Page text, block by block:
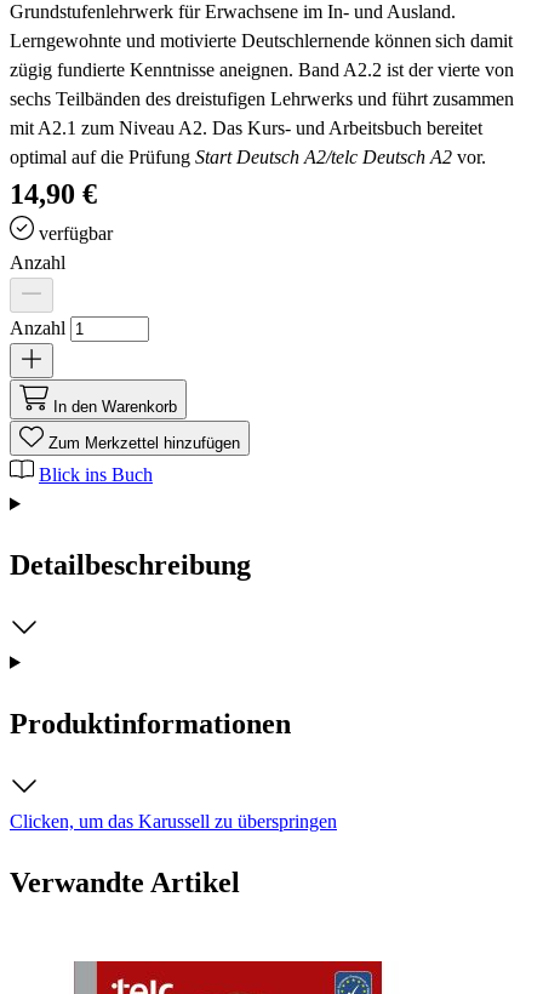
Grundstufenlehrwerk für Erwachsene im In- und Ausland.
Lerngewohnte und motivierte Deutschlernende können sich damit
zügig fundierte Kenntnisse aneignen. Band A2.2 ist der vierte von
sechs Teilbänden des dreistufigen Lehrwerks und führt zusammen
mit A2.1 zum Niveau A2. Das Kurs- und Arbeitsbuch bereitet
optimal auf die Prüfung Start Deutsch A2/telc Deutsch A2 vor.
14,90 €
verfügbar
Anzahl
Anzahl
In den Warenkorb
Zum Merkzettel hinzufügen
Blick ins Buch
Detailbeschreibung
Produktinformationen
Clicken, um das Karussell zu überspringen
Verwandte Artikel